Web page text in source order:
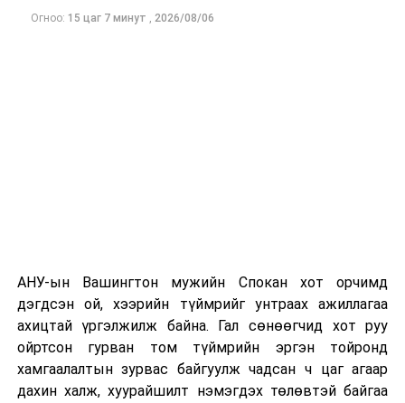
Одоогоор дэлбэрэлтийн шалтгаан, хэрэгт холбоотой
Огноо: 15 цаг 7 минут , 2026/08/06
АНУ-ын Вашингтон мужийн Спокан хот орчимд
дэгдсэн ой, хээрийн түймрийг унтраах ажиллагаа
ахицтай үргэлжилж байна. Гал сөнөөгчид хот руу
ойртсон гурван том түймрийн эргэн тойронд
хамгаалалтын зурвас байгуулж чадсан ч цаг агаар
дахин халж, хуурайшилт нэмэгдэх төлөвтэй байгаа